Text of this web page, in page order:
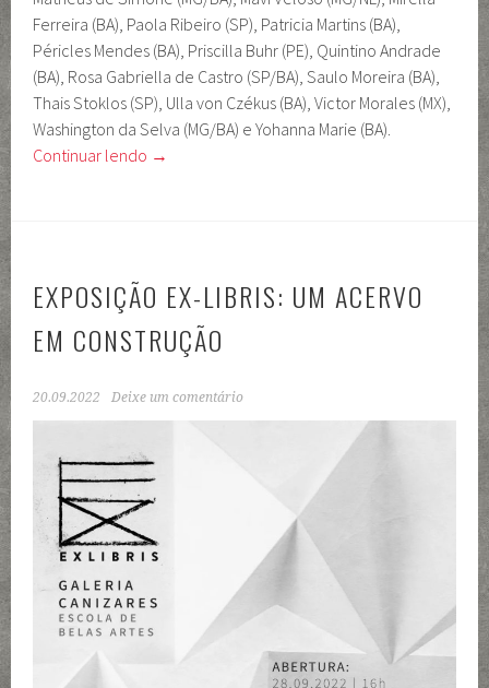
Ferreira (BA), Paola Ribeiro (SP), Patricia Martins (BA),
Péricles Mendes (BA), Priscilla Buhr (PE), Quintino Andrade
(BA), Rosa Gabriella de Castro (SP/BA), Saulo Moreira (BA),
Thais Stoklos (SP), Ulla von Czékus (BA), Victor Morales (MX),
Washington da Selva (MG/BA) e Yohanna Marie (BA).
Continuar lendo →
EXPOSIÇÃO EX-LIBRIS: UM ACERVO
EM CONSTRUÇÃO
20.09.2022 Deixe um comentário